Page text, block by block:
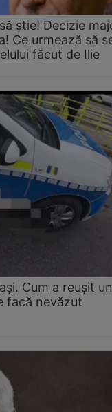
știe! Decizie
Ce urmează să
făcut de Ilie
Cum a reușit un
facă nevăzut